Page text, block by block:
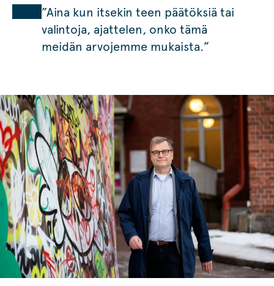
”Aina kun itsekin teen päätöksiä tai
valintoja, ajattelen, onko tämä
meidän arvojemme mukaista.”